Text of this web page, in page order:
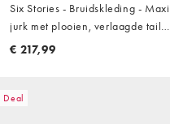
Six Stories - Bruidskleding - Maxi
jurk met plooien, verlaagde taille
en sjaaldetail met
€ 217,99
Deal